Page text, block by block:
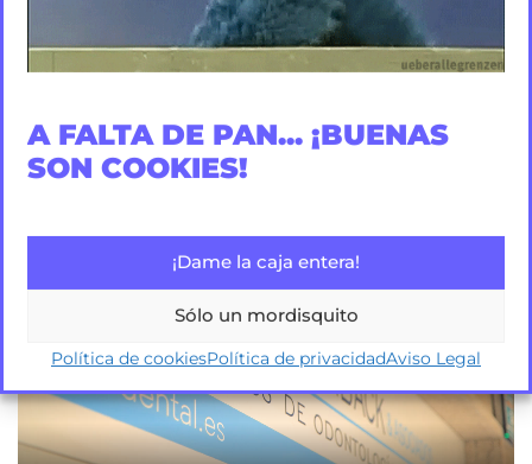
A FALTA DE PAN... ¡BUENAS
SON COOKIES!
¡Dame la caja entera!
Sólo un mordisquito
Política de cookiesPolítica de privacidadAviso Legal